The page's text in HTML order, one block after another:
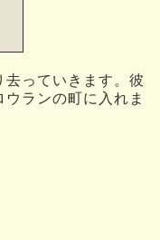
去っていきます。彼
ランの町に入れま